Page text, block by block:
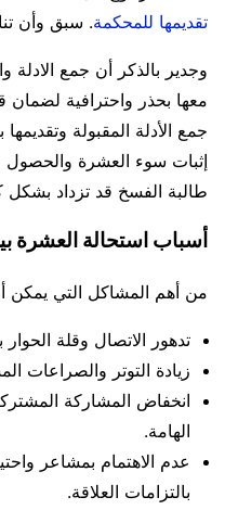
تقديمها للمحكمة. سبق وأن
وجدير بالذكر أن جمع الادلة
معها بحذر واحترافية لضمان
جمع الأدلة المقبولة
إثبات سوء العشرة
طالبة الفسخ قد تزداد بشكل
أسباب استحالة العشرة
من أهم المشاكل التي يمكن
تدهور الاتصال وقلة
زيادة التوتر والصراعات
انخفاض المشاركة
الهامة.
عدم الاهتمام بمشاعر
بالتزامات العلاقة.